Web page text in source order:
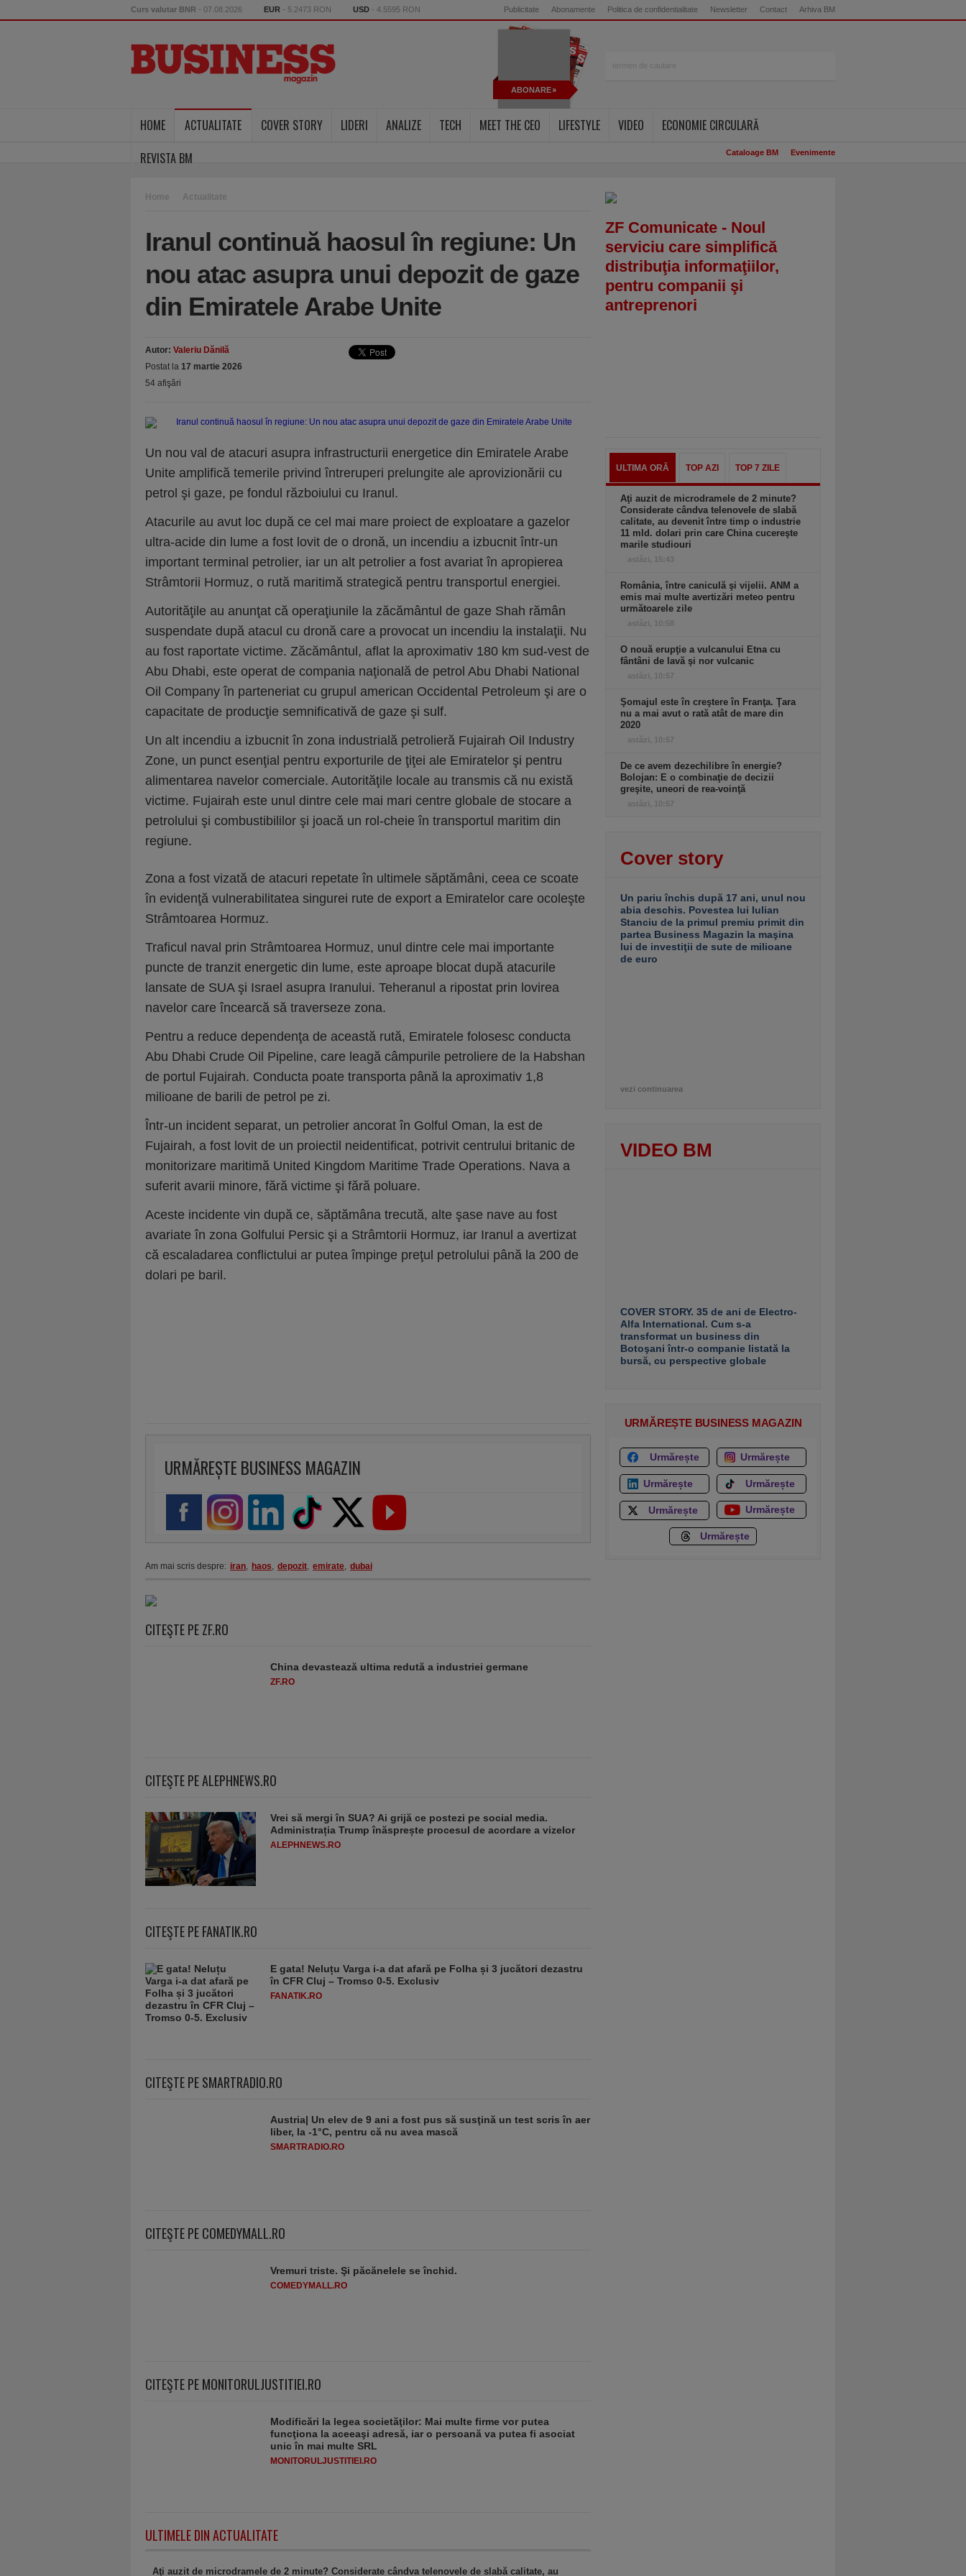
Curs valutar BNR - 07.08.2026 EUR - 5.2473 RON USD - 4.5595 RON Publicitate Abonamente Politica de confidentialitate Newsletter Contact Arhiva BM
ABONARE
HOME ACTUALITATE COVER STORY LIDERI ANALIZE TECH MEET THE CEO LIFESTYLE VIDEO
ECONOMIE CIRCULARĂ
REVISTA BM
Cataloage BM Evenimente
Home Actualitate
Iranul continuă haosul în regiune: Un
nou atac asupra unui depozit de gaze
din Emiratele Arabe Unite
Autor: Valeriu Dănilă
Postat la 17 martie 2026
54 afişări
Un nou val de atacuri asupra infrastructurii energetice din Emiratele Arabe
Unite amplifică temerile privind întreruperi prelungite ale aprovizionării cu
petrol şi gaze, pe fondul războiului cu Iranul.
Atacurile au avut loc după ce cel mai mare proiect de exploatare a gazelor
ultra-acide din lume a fost lovit de o dronă, un incendiu a izbucnit într-un
important terminal petrolier, iar un alt petrolier a fost avariat în apropierea
Strâmtorii Hormuz, o rută maritimă strategică pentru transportul energiei.
Autorităţile au anunţat că operaţiunile la zăcământul de gaze Shah rămân
suspendate după atacul cu dronă care a provocat un incendiu la instalaţii. Nu
au fost raportate victime. Zăcământul, aflat la aproximativ 180 km sud-vest de
Abu Dhabi, este operat de compania naţională de petrol Abu Dhabi National
Oil Company în parteneriat cu grupul american Occidental Petroleum şi are o
capacitate de producţie semnificativă de gaze şi sulf.
Un alt incendiu a izbucnit în zona industrială petrolieră Fujairah Oil Industry
Zone, un punct esenţial pentru exporturile de ţiţei ale Emiratelor şi pentru
alimentarea navelor comerciale. Autorităţile locale au transmis că nu există
victime. Fujairah este unul dintre cele mai mari centre globale de stocare a
petrolului şi combustibililor şi joacă un rol-cheie în transportul maritim din
regiune.
Zona a fost vizată de atacuri repetate în ultimele săptămâni, ceea ce scoate
în evidenţă vulnerabilitatea singurei rute de export a Emiratelor care ocoleşte
Strâmtoarea Hormuz.
Traficul naval prin Strâmtoarea Hormuz, unul dintre cele mai importante
puncte de tranzit energetic din lume, este aproape blocat după atacurile
lansate de SUA şi Israel asupra Iranului. Teheranul a ripostat prin lovirea
navelor care încearcă să traverseze zona.
Pentru a reduce dependenţa de această rută, Emiratele folosesc conducta
Abu Dhabi Crude Oil Pipeline, care leagă câmpurile petroliere de la Habshan
de portul Fujairah. Conducta poate transporta până la aproximativ 1,8
milioane de barili de petrol pe zi.
Într-un incident separat, un petrolier ancorat în Golful Oman, la est de
Fujairah, a fost lovit de un proiectil neidentificat, potrivit centrului britanic de
monitorizare maritimă United Kingdom Maritime Trade Operations. Nava a
suferit avarii minore, fără victime şi fără poluare.
Aceste incidente vin după ce, săptămâna trecută, alte şase nave au fost
avariate în zona Golfului Persic şi a Strâmtorii Hormuz, iar Iranul a avertizat
că escaladarea conflictului ar putea împinge preţul petrolului până la 200 de
dolari pe baril.
URMĂREȘTE BUSINESS MAGAZIN
Am mai scris despre: iran, haos, depozit, emirate, dubai
CITEŞTE PE ZF.RO
China devastează ultima redută a industriei germane
ZF.RO
CITEŞTE PE ALEPHNEWS.RO
Vrei să mergi în SUA? Ai grijă ce postezi pe social media.
Administrația Trump înăsprește procesul de acordare a vizelor
ALEPHNEWS.RO
CITEŞTE PE FANATIK.RO
E gata! Neluțu Varga i-a dat afară pe Folha și 3 jucători dezastru
în CFR Cluj – Tromso 0-5. Exclusiv
FANATIK.RO
CITEŞTE PE SMARTRADIO.RO
Austria| Un elev de 9 ani a fost pus să susţină un test scris în aer
liber, la -1°C, pentru că nu avea mască
SMARTRADIO.RO
CITEŞTE PE COMEDYMALL.RO
Vremuri triste. Şi păcănelele se închid.
COMEDYMALL.RO
CITEŞTE PE MONITORULJUSTITIEI.RO
Modificări la legea societăţilor: Mai multe firme vor putea
funcţiona la aceeaşi adresă, iar o persoană va putea fi asociat
unic în mai multe SRL
MONITORULJUSTITIEI.RO
ULTIMELE DIN ACTUALITATE
Aţi auzit de microdramele de 2 minute? Considerate cândva telenovele de slabă calitate, au
ZF Comunicate - Noul
serviciu care simplifică
distribuţia informaţiilor,
pentru companii şi
antreprenori
ULTIMA ORĂ TOP AZI TOP 7 ZILE
Aţi auzit de microdramele de 2 minute?
Considerate cândva telenovele de slabă
calitate, au devenit între timp o industrie
11 mld. dolari prin care China cucereşte
marile studiouri
astăzi, 15:43
România, între caniculă şi vijelii. ANM a
emis mai multe avertizări meteo pentru
următoarele zile
astăzi, 10:58
O nouă erupţie a vulcanului Etna cu
fântâni de lavă şi nor vulcanic
astăzi, 10:57
Şomajul este în creştere în Franţa. Ţara
nu a mai avut o rată atât de mare din
2020
astăzi, 10:57
De ce avem dezechilibre în energie?
Bolojan: E o combinaţie de decizii
greşite, uneori de rea-voinţă
astăzi, 10:57
Cover story
Un pariu închis după 17 ani, unul nou
abia deschis. Povestea lui Iulian
Stanciu de la primul premiu primit din
partea Business Magazin la maşina
lui de investiţii de sute de milioane
de euro
vezi continuarea
VIDEO BM
COVER STORY. 35 de ani de Electro-
Alfa International. Cum s-a
transformat un business din
Botoşani într-o companie listată la
bursă, cu perspective globale
URMĂREȘTE BUSINESS MAGAZIN
Urmărește Urmărește
Urmărește Urmărește
Urmărește Urmărește
Urmărește